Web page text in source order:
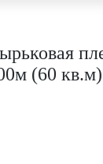
(60 кв.м)